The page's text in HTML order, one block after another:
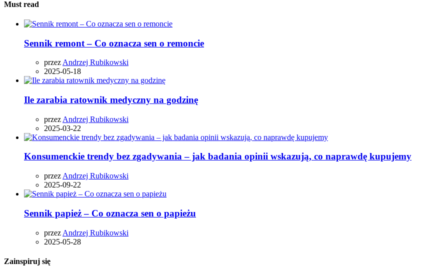
Must read
Sennik remont – Co oznacza sen o remoncie
przez Andrzej Rubikowski
2025-05-18
Ile zarabia ratownik medyczny na godzinę
przez Andrzej Rubikowski
2025-03-22
Konsumenckie trendy bez zgadywania – jak badania opinii wskazują, co naprawdę kupujemy
przez Andrzej Rubikowski
2025-09-22
Sennik papież – Co oznacza sen o papieżu
przez Andrzej Rubikowski
2025-05-28
Zainspiruj się